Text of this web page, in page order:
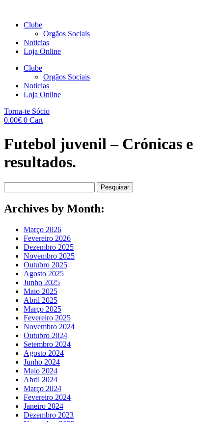
Clube
Orgãos Sociais
Noticias
Loja Online
Clube
Orgãos Sociais
Noticias
Loja Online
Torna-te Sócio
0.00€ 0 Cart
Futebol juvenil – Crónicas e
resultados.
por:
Archives by Month:
Março 2026
Fevereiro 2026
Dezembro 2025
Novembro 2025
Outubro 2025
Agosto 2025
Junho 2025
Maio 2025
Abril 2025
Março 2025
Fevereiro 2025
Novembro 2024
Outubro 2024
Setembro 2024
Agosto 2024
Junho 2024
Maio 2024
Abril 2024
Março 2024
Fevereiro 2024
Janeiro 2024
Dezembro 2023